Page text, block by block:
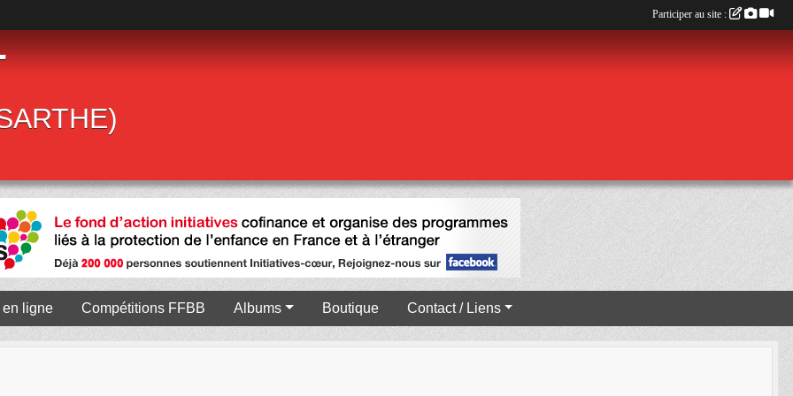
en ligne Compétitions FFBB Albums Boutique Contact / Liens
Participer au site :